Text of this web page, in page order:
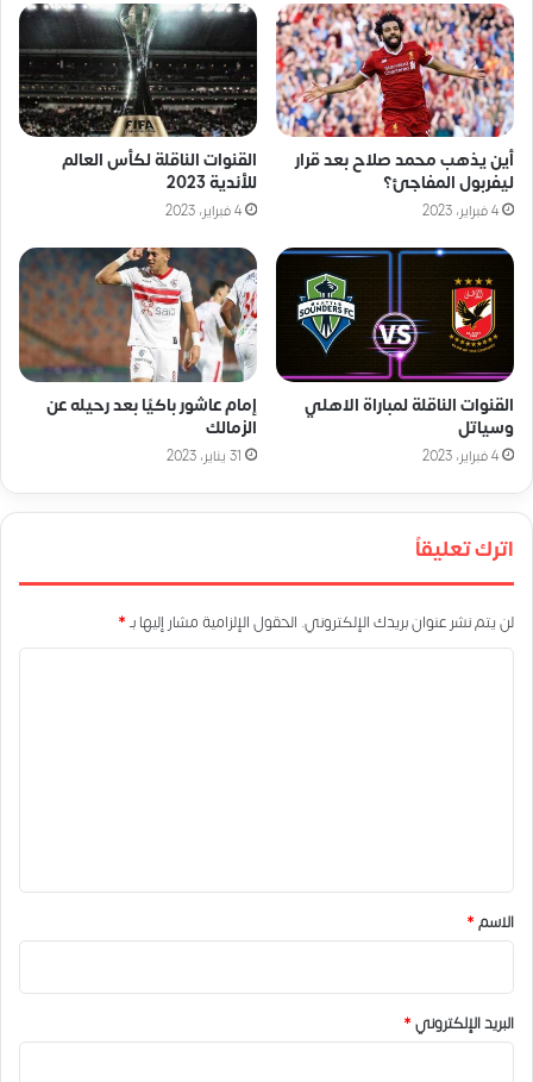
أين يذهب محمد صلاح بعد قرار
ليفربول المفاجئ؟
4 فبراير، 2023
القنوات الناقلة لكأس العالم
للأندية 2023
4 فبراير، 2023
القنوات الناقلة لمباراة الاهلي
وسياتل
4 فبراير، 2023
إمام عاشور باكيًا بعد رحيله عن
الزمالك
31 يناير، 2023
اترك تعليقاً
لن يتم نشر عنوان بريدك الإلكتروني. الحقول الإلزامية مشار إليها بـ*
*
الاسم*
البريد الإلكتروني*